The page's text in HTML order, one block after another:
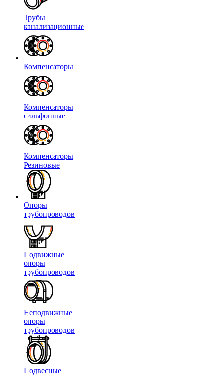
Трубы
канализационные
Компенсаторы
Компенсаторы
сильфонные
Компенсаторы
Резиновые
Опоры
трубопроводов
Подвижные
опоры
трубопроводов
Неподвижные
опоры
трубопроводов
Подвесные